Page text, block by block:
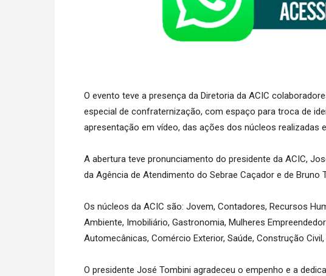
O evento teve a presença da Diretoria da ACIC
especial de confraternização, com espaço para troca de
apresentação em vídeo, das ações dos núcleos realizadas
A abertura teve pronunciamento do presidente da ACIC,
da Agência de Atendimento do Sebrae Caçador e de Bruno
Os núcleos da ACIC são: Jovem, Contadores, Recursos
Ambiente, Imobiliário, Gastronomia, Mulheres
Automecânicas, Comércio Exterior, Saúde, Construção
O presidente José Tombini agradeceu o empenho e a